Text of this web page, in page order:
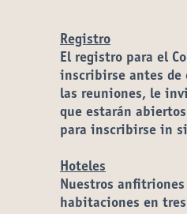
Registro
El registro para el
inscribirse antes de
las reuniones, le
que estarán
para inscribirse in
Hoteles
Nuestros
habitaciones en